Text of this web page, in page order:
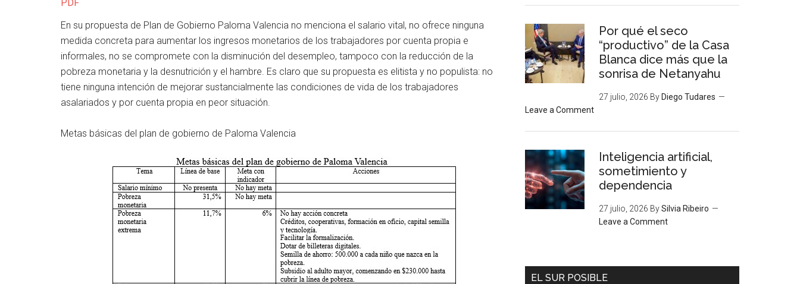
PDF
En su propuesta de Plan de Gobierno Paloma Valencia no menciona el salario vital, no ofrece ninguna
medida concreta para aumentar los ingresos monetarios de los trabajadores por cuenta propia e
informales, no se compromete con la disminución del desempleo, tampoco con la reducción de la
pobreza monetaria y la desnutrición y el hambre. Es claro que su propuesta es elitista y no populista: no
tiene ninguna intención de mejorar sustancialmente las condiciones de vida de los trabajadores
asalariados y por cuenta propia en peor situación.
Metas básicas del plan de gobierno de Paloma Valencia
Por qué el seco
“productivo” de la Casa
Blanca dice más que la
sonrisa de Netanyahu
27 julio, 2026 By Diego Tudares
Leave a Comment
Inteligencia artificial,
sometimiento y
dependencia
27 julio, 2026 BySilvia Ribeiro
Leave a Comment
EL SUR POSIBLE